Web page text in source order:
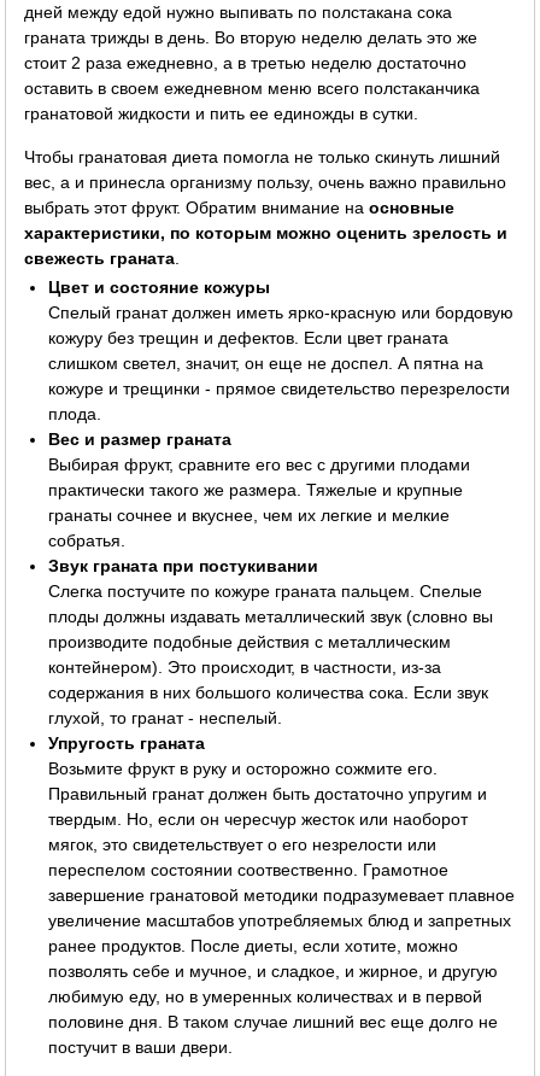
дней между едой нужно выпивать по полстакана сока
граната трижды в день. Во вторую неделю делать это же
стоит 2 раза ежедневно, а в третью неделю достаточно
оставить в своем ежедневном меню всего полстаканчика
гранатовой жидкости и пить ее единожды в сутки.
Чтобы гранатовая диета помогла не только скинуть лишний
вес, а и принесла организму пользу, очень важно правильно
выбрать этот фрукт. Обратим внимание наосновные
характеристики, по которым можно оценить зрелость и
свежесть граната
Цвет и состояние кожуры
Спелый гранат должен иметь ярко-красную или бордовую
кожуру без трещин и дефектов. Если цвет граната
слишком светел, значит, он еще не доспел. А пятна на
кожуре и трещинки - прямое свидетельство перезрелости
плода.
Вес и размер граната
Выбирая фрукт, сравните его вес с другими плодами
практически такого же размера. Тяжелые и крупные
гранаты сочнее и вкуснее, чем их легкие и мелкие
собратья.
Звук граната при постукивании
Слегка постучите по кожуре граната пальцем. Спелые
плоды должны издавать металлический звук (словно вы
производите подобные действия с металлическим
контейнером). Это происходит, в частности, из-за
содержания в них большого количества сока. Если звук
глухой, то гранат - неспелый.
Упругость граната
Возьмите фрукт в руку и осторожно сожмите его.
Правильный гранат должен быть достаточно упругим и
твердым. Но, если он чересчур жесток или наоборот
мягок, это свидетельствует о его незрелости или
переспелом состоянии соотвественно. Грамотное
завершение гранатовой методики подразумевает плавное
увеличение масштабов употребляемых блюд и запретных
ранее продуктов. После диеты, если хотите, можно
позволять себе и мучное, и сладкое, и жирное, и другую
любимую еду, но в умеренных количествах и в первой
половине дня. В таком случае лишний вес еще долго не
постучит в ваши двери.